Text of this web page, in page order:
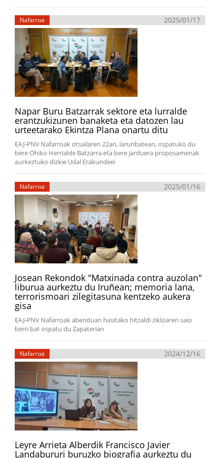
Nafarroa 2025/01/17
Napar Buru Batzarrak sektore eta lurralde
erantzukizunen banaketa eta datozen lau
urteetarako Ekintza Plana onartu ditu
EAJ-PNV Nafarroak otsailaren 22an, larunbatean, ospatuko du
bere Ohiko Herrialde Batzarra eta bere jarduera proposamenak
aurkeztuko dizkie Udal Erakundeei
Nafarroa 2025/01/16
Josean Rekondok "Matxinada contra auzolan"
liburua aurkeztu du Iruñean; memoria lana,
terrorismoari zilegitasuna kentzeko aukera
gisa
EAJ-PNV Nafarroak abenduan hasitako hitzaldi zikloaren saio
berri bat ospatu du Zapaterian
Nafarroa 2024/12/16
Leyre Arrieta Alberdik Francisco Javier
Landabururi buruzko biografia aurkeztu du